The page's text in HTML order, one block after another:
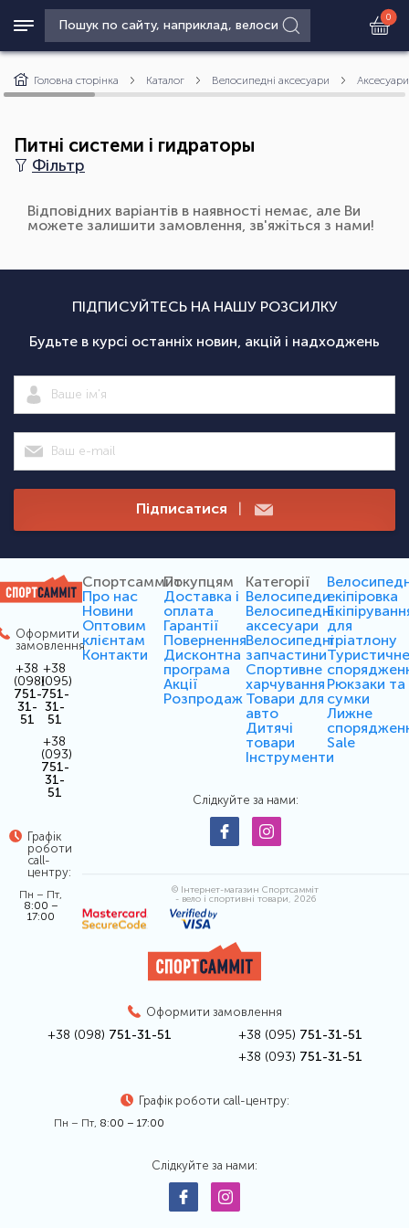
0
Головна сторінка Каталог Велосипедні аксесуари
Питні системи і гидраторы
Фільтр
Відповідних варіантів в наявності немає, але Ви
можете залишити замовлення, зв'яжіться з нами!
ПІДПИСУЙТЕСЬ НА НАШУ РОЗСИЛКУ
Будьте в курсі останніх новин, акцій і надходжень
Підписатися |
Оформити
замовлення
+38
(098)
751-
31-
51
+38
(095)
751-
31-
51
+38
(093)
751-
31-
51
Графік
роботи
call-
центру:
Пн – Пт,
8:00 –
17:00
Спортсаммит
Про нас
Новини
Оптовим
клієнтам
Контакти
Покупцям
Доставка і
оплата
Гарантії
Повернення
Дисконтна
програма
Акції
Розпродаж
Категорії
Велосипеди
Велосипедні
аксесуари
Велосипедні
запчастини
Спортивне
харчування
Товари для
авто
Дитячі
товари
Інструменти
екіпіровка
для
тріатлону
Рюкзаки та
сумки
Лижне
Sale
Слідкуйте за нами:
© Інтернет-магазин Спортсамміт
- вело і спортивні товари, 2026
Оформити замовлення
+38 (098) 751-31-51 +38 (095) 751-31-51
+38 (093) 751-31-51
Графік роботи call-центру:
Пн – Пт, 8:00 – 17:00
Слідкуйте за нами: